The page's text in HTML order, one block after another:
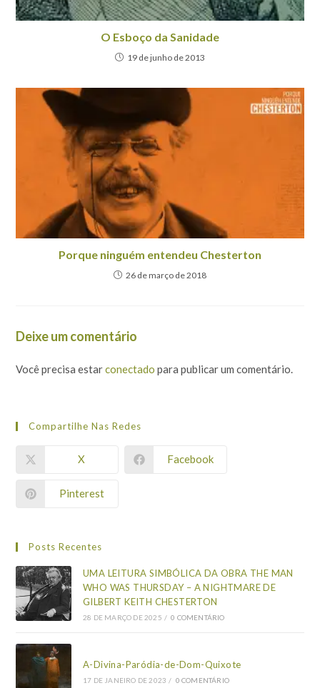
O Esboço da Sanidade
19 de junho de 2013
Porque ninguém entendeu Chesterton
26 de março de 2018
Deixe um comentário
Você precisa estarconectado para publicar um comentário.
Compartilhe Nas Redes
X Facebook
Pinterest
Posts Recentes
UMA LEITURA SIMBÓLICA DA OBRA THE MAN
WHO WAS THURSDAY – A NIGHTMARE DE
GILBERT KEITH CHESTERTON
28 DE MARÇO DE 2025 / 0 COMENTÁRIO
A-Divina-Paródia-de-Dom-Quixote
17 DE JANEIRO DE 2023 / 0 COMENTÁRIO